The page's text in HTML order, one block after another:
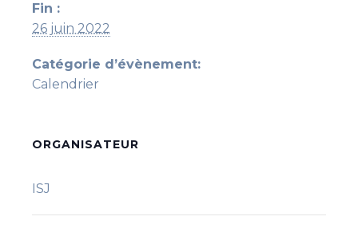
Fin :
26 juin 2022
Catégorie d’évènement:
Calendrier
ORGANISATEUR
ISJ